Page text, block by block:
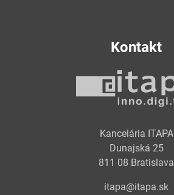
Kontakt
Kancelária ITAPA
Dunajská 25
811 08 Bratislava
itapa@itapa.sk